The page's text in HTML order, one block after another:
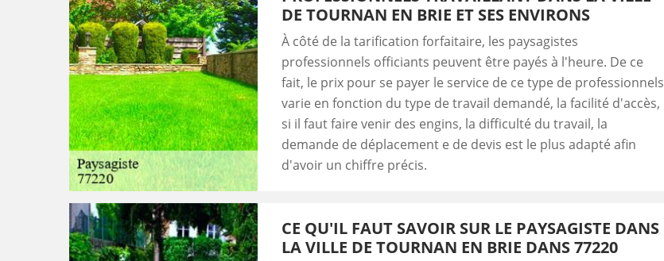
DE TOURNAN EN BRIE ET SES ENVIRONS
À côté de la tarification forfaitaire, les paysagistes
professionnels officiants peuvent être payés à l'heure. De ce
fait, le prix pour se payer le service de ce type de professionnels
varie en fonction du type de travail demandé, la facilité d'accès,
si il faut faire venir des engins, la difficulté du travail, la
demande de déplacement e de devis est le plus adapté afin
d'avoir un chiffre précis.
CE QU'IL FAUT SAVOIR SUR LE PAYSAGISTE DANS
LA VILLE DE TOURNAN EN BRIE DANS 77220